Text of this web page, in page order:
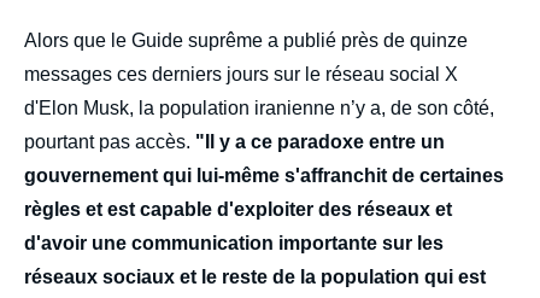
Alors que le Guide suprême a publié près de quinze
messages ces derniers jours sur le réseau social X
d'Elon Musk, la population iranienne n’y a, de son côté,
pourtant pas accès. "Il y a ce paradoxe entre un
gouvernement qui lui-même s'affranchit de certaines
règles et est capable d'exploiter des réseaux et
d'avoir une communication importante sur les
réseaux sociaux et le reste de la population qui est